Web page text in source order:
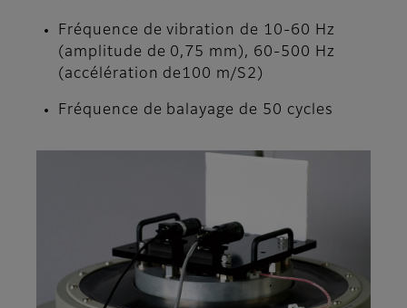
Fréquence de vibration de 10-60 Hz
(amplitude de 0,75 mm), 60-500 Hz
(accélération de100 m/S2)
Fréquence de balayage de 50 cycles